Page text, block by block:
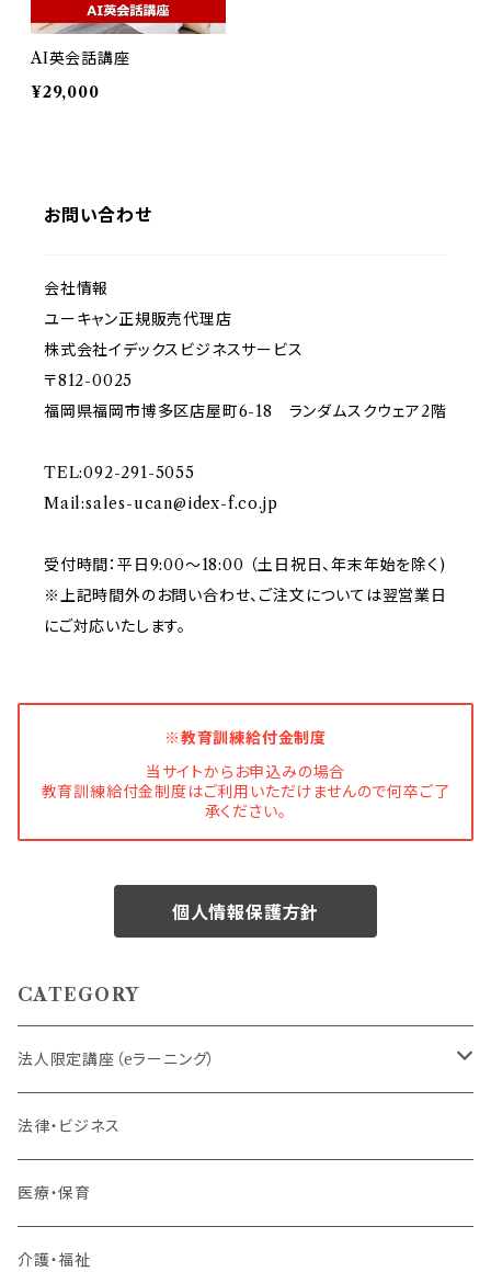
AI英会話講座
¥29,000
お問い合わせ
会社情報
ユーキャン正規販売代理店
株式会社イデックスビジネスサービス
〒812-0025
福岡県福岡市博多区店屋町6-18 ランダムスクウェア2階
TEL:092-291-5055
Mail:sales-ucan@idex-f.co.jp
受付時間：平日9:00～18:00 （土日祝日、年末年始を除く)
※上記時間外のお問い合わせ、ご注文については翌営業日
にご対応いたします。
※教育訓練給付金制度
当サイトからお申込みの場合
教育訓練給付金制度はご利用いただけませんので何卒ご了
承ください。
個人情報保護方針
CATEGORY
法人限定講座（eラーニング）
内定者・新入社員
若手社員・中堅社員
リーダー（主任・係長）
法律・ビジネス
医療・保育
介護・福祉